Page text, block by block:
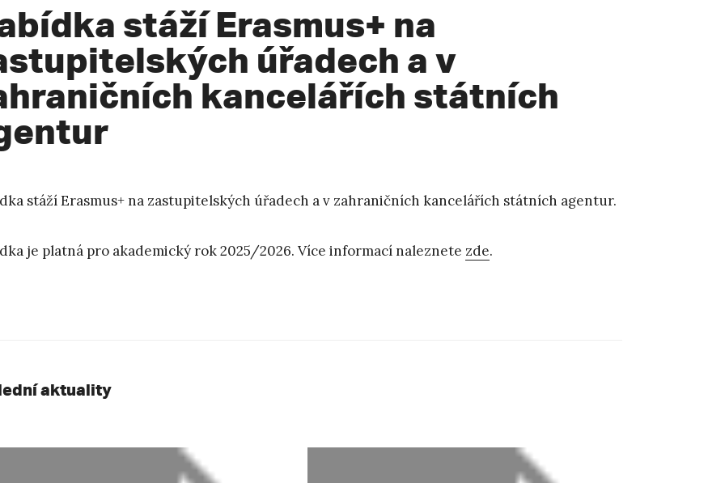
stáží Erasmus+ na
úřadech a v
kancelářích státních
stáží Erasmus+ na zastupitelských úřadech a v zahraničních kancelářích státních agentur.
je platná pro akademický rok 2025/2026. Více informací naleznete zde.
aktuality